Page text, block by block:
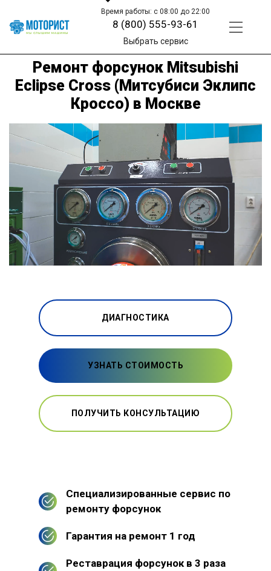
Время работы: с 08:00 до 22:00
8 (800) 555-93-61
Выбрать сервис
Ремонт форсунок Mitsubishi
Eclipse Cross (Митсубиси Эклипс
Кроссо) в Москве
ДИАГНОСТИКА
УЗНАТЬ СТОИМОСТЬ
ПОЛУЧИТЬ КОНСУЛЬТАЦИЮ
Специализированные сервис по
ремонту форсунок
Гарантия на ремонт 1 год
Реставрация форсунок в 3 раза